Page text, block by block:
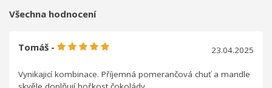
Všechna hodnocení
Tomáš - 23.04.2025
Vynikajicí kombinace. Příjemná pomerančová chuť a mandle